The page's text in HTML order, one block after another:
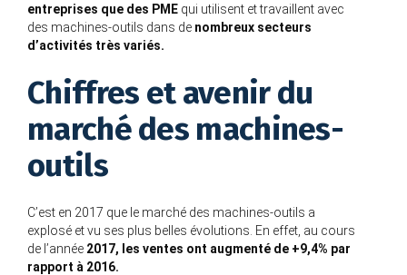
entreprises que des PME qui utilisent et travaillent avec
des machines-outils dans de nombreux secteurs
d’activités très variés.
Chiffres et avenir du
marché des machines-
outils
C’est en 2017 que le marché des machines-outils a
explosé et vu ses plus belles évolutions. En effet, au cours
de l’année 2017, les ventes ont augmenté de +9,4% par
rapport à 2016.